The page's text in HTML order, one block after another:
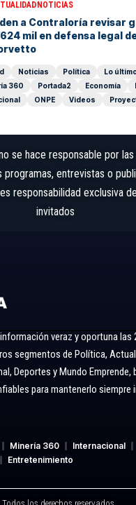
NOTICIAS
a Contraloría revisar
mil en defensa legal
Noticias Política Lo
360 Portada2 Economía
ONPE Videos
se hace responsable por
programas, entrevistas o
responsabilidad exclusiva
invitados
veraz y oportuna las
segmentos de Política,
Deportes y Mundo Emprende,
para mantenerlo siempre
Minería 360 Internacional
Entretenimiento